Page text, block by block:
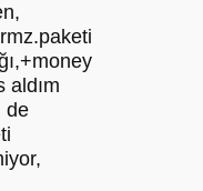
aldım
de